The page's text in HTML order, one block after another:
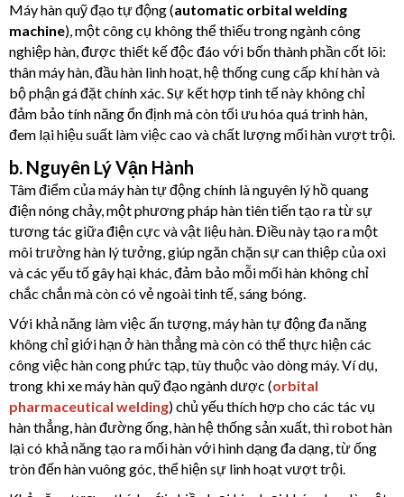
Máy hàn quỹ đạo tự động (automatic orbital welding
machine), một công cụ không thể thiếu trong ngành công
nghiệp hàn, được thiết kế độc đáo với bốn thành phần cốt lõi:
thân máy hàn, đầu hàn linh hoạt, hệ thống cung cấp khí hàn và
bộ phận gá đặt chính xác. Sự kết hợp tinh tế này không chỉ
đảm bảo tính năng ổn định mà còn tối ưu hóa quá trình hàn,
đem lại hiệu suất làm việc cao và chất lượng mối hàn vượt trội.
b. Nguyên Lý Vận Hành
Tâm điểm của máy hàn tự động chính là nguyên lý hồ quang
điện nóng chảy, một phương pháp hàn tiên tiến tạo ra từ sự
tương tác giữa điện cực và vật liệu hàn. Điều này tạo ra một
môi trường hàn lý tưởng, giúp ngăn chặn sự can thiệp của oxi
và các yếu tố gây hại khác, đảm bảo mỗi mối hàn không chỉ
chắc chắn mà còn có vẻ ngoài tinh tế, sáng bóng.
Với khả năng làm việc ấn tượng, máy hàn tự động đa năng
không chỉ giới hạn ở hàn thẳng mà còn có thể thực hiện các
công việc hàn cong phức tạp, tùy thuộc vào dòng máy. Ví dụ,
trong khi xe máy hàn quỹ đạo ngành dược (orbital
pharmaceutical welding) chủ yếu thích hợp cho các tác vụ
hàn thẳng, hàn đường ống, hàn hệ thống sản xuất, thì robot hàn
lại có khả năng tạo ra mối hàn với hình dạng đa dạng, từ ống
tròn đến hàn vuông góc, thể hiện sự linh hoạt vượt trội.